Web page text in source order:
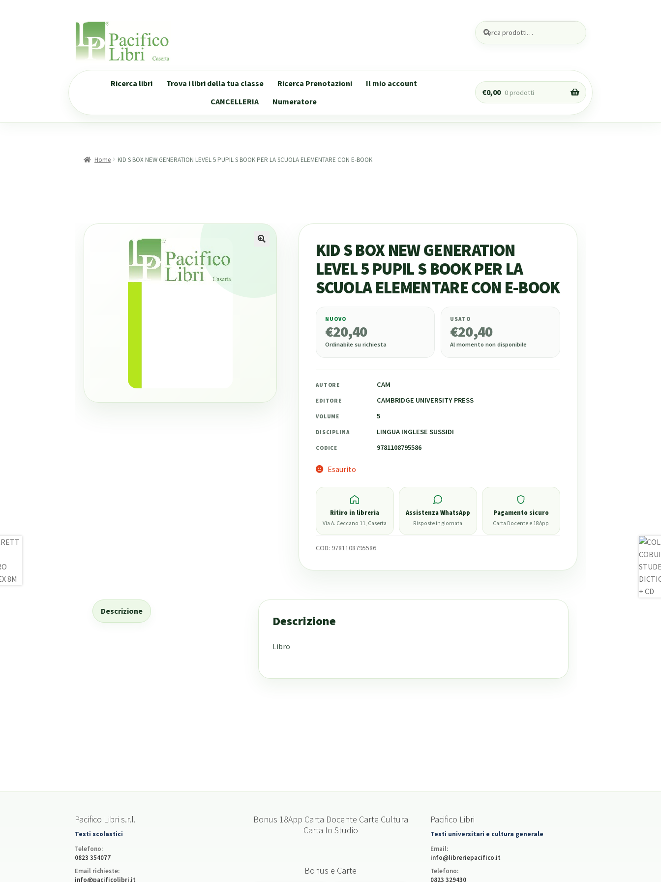
Vai
alla
navigazione
Vai
contenuto
Cerca:
Cerca
Ricerca libri Trova i libri della tua classe Ricerca Prenotazioni
Il mio account
CANCELLERIA
Numeratore
€0,00 0 prodotti
Home KID S BOX NEW GENERATION LEVEL 5 PUPIL S BOOK PER LA SCUOLA ELEMENTARE CON E-BOOK
KID S BOX NEW GENERATION
LEVEL 5 PUPIL S BOOK PER LA
SCUOLA ELEMENTARE CON E-BOOK
20,40
NUOVO
€20,40
Ordinabile su richiesta
USATO
€20,40
Al momento non disponibile
AUTORE CAM
EDITORE CAMBRIDGE UNIVERSITY PRESS
VOLUME 5
DISCIPLINA LINGUA INGLESE SUSSIDI
CODICE 9781108795586
Esaurito
Ritiro in libreria
Via A. Ceccano 11, Caserta
Assistenza WhatsApp
Risposte in giornata
Pagamento sicuro
Carta Docente e 18App
COD: 9781108795586
Descrizione
Descrizione
Libro
Pacifico Libri s.r.l.
Testi scolastici
Telefono:
0823 354077
Email richieste:
info@pacificolibri.it
Bonus 18App Carta Docente Carte Cultura
Carta Io Studio
Bonus e Carte
Pacifico Libri
Testi universitari e cultura generale
Email:
info@libreriepacifico.it
Telefono:
0823 329430